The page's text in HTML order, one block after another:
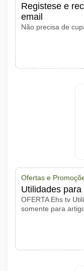
Registese e
email
Não precisa de
Ofertas e
Utilidades
OFERTA Ehs tv
somente para